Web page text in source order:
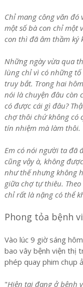
Chỉ mang công văn
một số bà con chỉ một
con thì đã âm thầm ký
Những ngày vừa qua
lùng chỉ vì có những tố
truy bắt. Trong hai
nói là chuyện đâu còn
có được cái gì đâu?
chợ thôi chứ không có
tín nhiệm mà làm thôi.
Em có nói người ta đã
cũng vậy à, không
như thế nhưng không
giữa chợ tự thiêu.
chỉ rất là nặng có thể
Phong tỏa bệnh
Vào lúc 9 giờ sáng
bao vây bệnh viện thị
phép quay phim chụp
"Hiện tại đang ở bệnh